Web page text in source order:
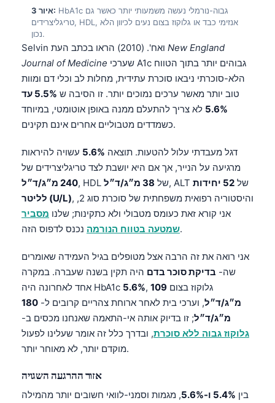
איור 3: HbA1c גבוה-נורמלי נעשה משמעותי יותר כאשר גם
טריגליצרידים, HDL, אנזימי כבד או גלוקוז בצום נעים לכיוון הלא
נכון.
New England
Journal of Medicine
הלא-סוכרתי ניבאו סוכרת עתידית, מחלות לב וכלי דם ומוות
טוב יותר מאשר ערכים נמוכים יותר. זו הסיבה ש
5.5% עד
5.6% לא צריך להתעלם ממנה באופן אוטומטי, במיוחד
כשמדדים מטבוליים אחרים אינם תקינים.
דגל מעבדתי עלול להטעות. תוצאה 5.6% עשויה להיראות
מרגיעה על הנייר, אך אם היא יושבת לצד טריגליצרידים של
240 מ״ג/ד״ל
, HDL של 38 מ״ג/ד״ל , ALT של
52 יחידות
לליטר (U/L), והיסטוריה רפואית משפחתית של סוכרת סוג 2,
אני קורא זאת כעומס מטבולי ולא כתקינות; שלנו מסביר
שמטעה בטווח הנורמהנכנס לדפוס הזה.
אני רואה את זה הרבה אצל מטופלים בגיל העמידה שאומרים
שה- בדיקת סוכר בדם היה תקין בשנה שעברה. במקרה
אחד לאחרונה היה HbA1c 5.6% , גלוקוז בצום 109
מ״ג/ד״ל, וערכי בית לאחר ארוחת צהריים קרובים ל- 180
מ״ג/ד״ל; זו בדיוק אותה אי-התאמה שאנחנו מכסים ב-
גלוקוז גבוה ללא סוכרת, ובדרך כלל זה אומר שעלינו לפעול
מוקדם יותר, לא מאוחר יותר.
אזור ההרגעה השגויה
בין 5.4% ו-5.6%
, מגמות וסמני-לוואי חשובים יותר מהמילה